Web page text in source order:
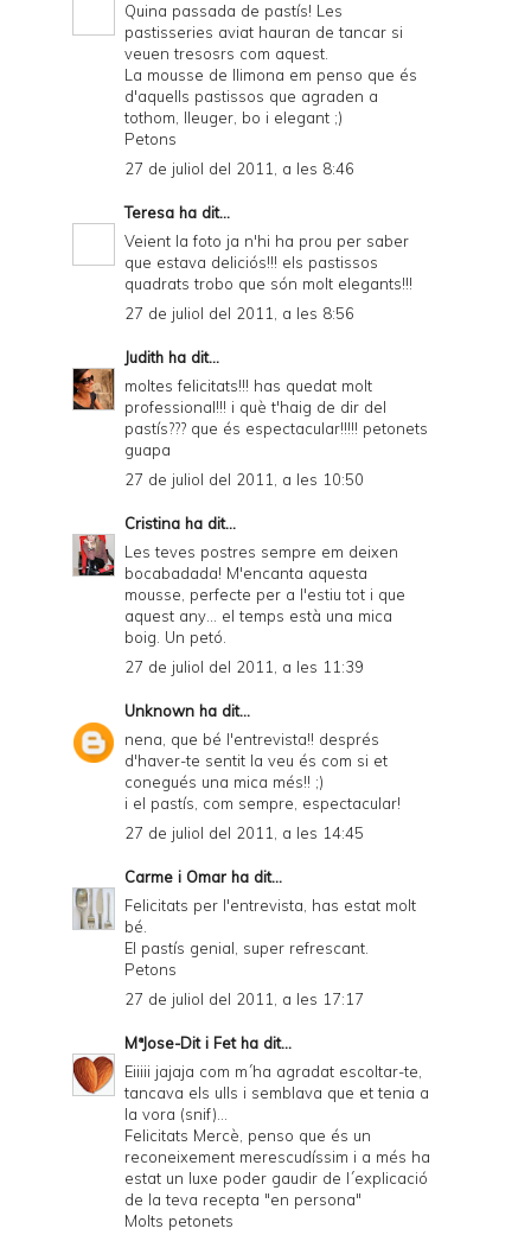
Quina passada de pastís! Les
pastisseries aviat hauran de tancar si
veuen tresosrs com aquest.
La mousse de llimona em penso que és
d'aquells pastissos que agraden a
tothom, lleuger, bo i elegant ;)
Petons
27 de juliol del 2011, a les 8:46
Teresa ha dit...
Veient la foto ja n'hi ha prou per saber
que estava deliciós!!! els pastissos
quadrats trobo que són molt elegants!!!
27 de juliol del 2011, a les 8:56
Judith ha dit...
moltes felicitats!!! has quedat molt
professional!!! i què t'haig de dir del
pastís??? que és espectacular!!!!! petonets
guapa
27 de juliol del 2011, a les 10:50
Cristina ha dit...
Les teves postres sempre em deixen
bocabadada! M'encanta aquesta
mousse, perfecte per a l'estiu tot i que
aquest any... el temps està una mica
boig. Un petó.
27 de juliol del 2011, a les 11:39
Unknown ha dit...
nena, que bé l'entrevista!! després
d'haver-te sentit la veu és com si et
conegués una mica més!! ;)
i el pastís, com sempre, espectacular!
27 de juliol del 2011, a les 14:45
Carme i Omar ha dit...
Felicitats per l'entrevista, has estat molt
bé.
El pastís genial, super refrescant.
Petons
27 de juliol del 2011, a les 17:17
MªJose-Dit i Fetha dit...
Eiiiii jajaja com m´ha agradat escoltar-te,
tancava els ulls i semblava que et tenia a
la vora (snif)...
Felicitats Mercè, penso que és un
reconeixement merescudíssim i a més ha
estat un luxe poder gaudir de l´explicació
de la teva recepta "en persona"
Molts petonets